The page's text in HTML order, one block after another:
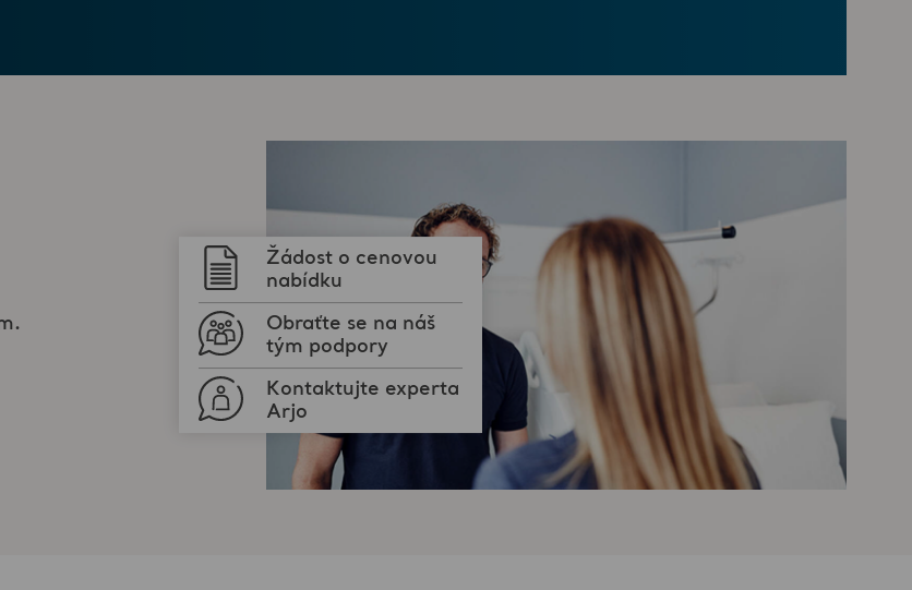
Žádost o cenovou
nabídku
Obraťte se na náš
tým podpory
Kontaktujte experta
Arjo